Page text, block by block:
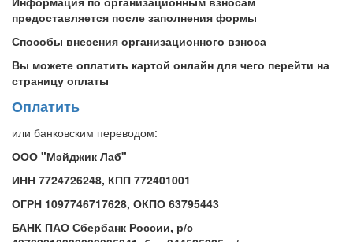
предоставляется после заполнения формы
Способы внесения организационного взноса
Вы можете оплатить картой онлайн для чего перейти на
страницу оплаты
Оплатить
или банковским переводом:
ООО "Мэйджик Лаб"
ИНН 7724726248, КПП 772401001
ОГРН 1097746717628, ОКПО 63795443
БАНК ПАО Сбербанк России, р/с